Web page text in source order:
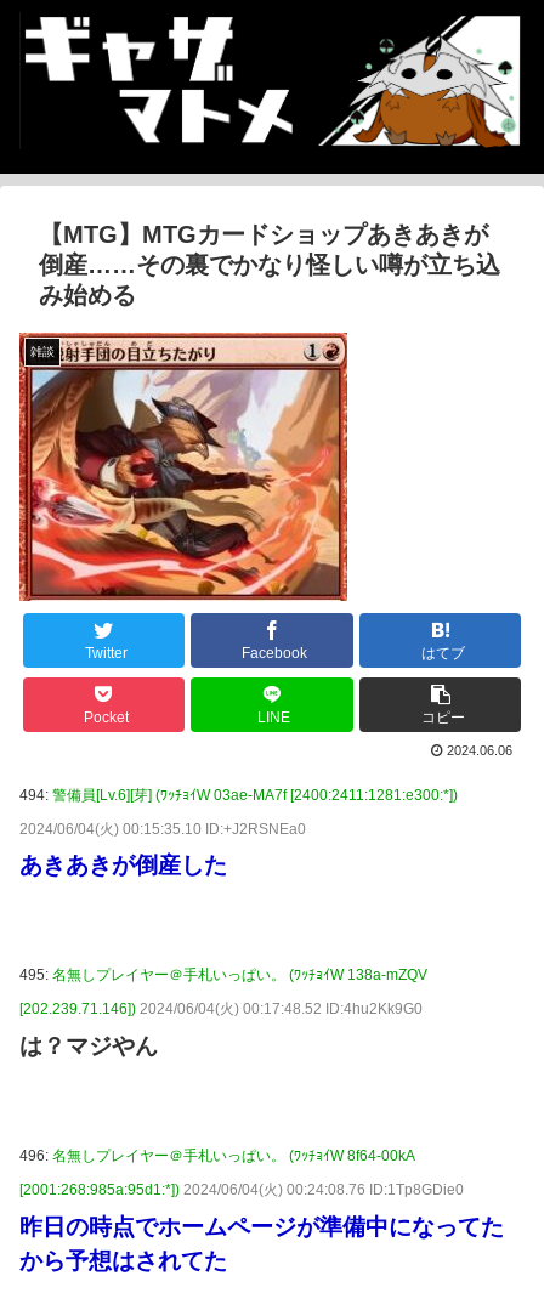
【MTG】MTGカードショップあきあきが
倒産……その裏でかなり怪しい噂が立ち込
み始める
雑談
Twitter Facebook はてブ
Pocket LINE コピー
2024.06.06
494: 警備員[Lv.6][芽] (ﾜｯﾁｮｲW 03ae-MA7f [2400:2411:1281:e300:*])
2024/06/04(火) 00:15:35.10 ID:+J2RSNEa0
あきあきが倒産した
495: 名無しプレイヤー＠手札いっぱい。 (ﾜｯﾁｮｲW 138a-mZQV
[202.239.71.146]) 2024/06/04(火) 00:17:48.52 ID:4hu2Kk9G0
は？マジやん
496: 名無しプレイヤー＠手札いっぱい。 (ﾜｯﾁｮｲW 8f64-00kA
[2001:268:985a:95d1:*]) 2024/06/04(火) 00:24:08.76 ID:1Tp8GDie0
昨日の時点でホームページが準備中になってた
から予想はされてた